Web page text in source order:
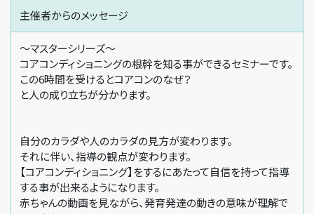
主催者からのメッセージ
〜マスターシリーズ〜
コアコンディショニングの根幹を知る事ができるセミナーです。
この6時間を受けるとコアコンのなぜ？
と人の成り立ちが分かります。
自分のカラダや人のカラダの見方が変わります。
それに伴い、指導の観点が変わります。
【コアコンディショニング】をするにあたって自信を持って指導
する事が出来るようになります。
赤ちゃんの動画を見ながら、発育発達の動きの意味が理解で